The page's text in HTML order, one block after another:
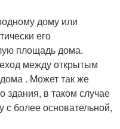
Красивые беседки
Беседка с
дому или
его
площадь дома.
между открытым
. Может так же
здания, в таком случае
более основательной,